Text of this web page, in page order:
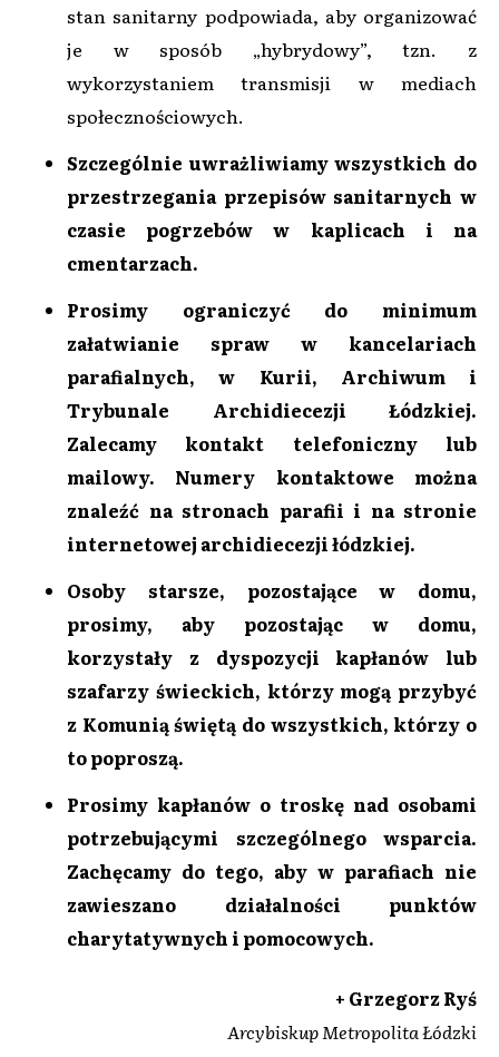
stan sanitarny podpowiada, aby organizować
je w sposób „hybrydowy”, tzn. z
wykorzystaniem transmisji w mediach
społecznościowych.
Szczególnie uwrażliwiamy wszystkich do
przestrzegania przepisów sanitarnych w
czasie pogrzebów w kaplicach i na
cmentarzach.
Prosimy ograniczyć do minimum
załatwianie spraw w kancelariach
parafialnych, w Kurii, Archiwum i
Trybunale Archidiecezji Łódzkiej.
Zalecamy kontakt telefoniczny lub
mailowy. Numery kontaktowe można
znaleźć na stronach parafii i na stronie
internetowej archidiecezji łódzkiej.
Osoby starsze, pozostające w domu,
prosimy, aby pozostając w domu,
korzystały z dyspozycji kapłanów lub
szafarzy świeckich, którzy mogą przybyć
z Komunią świętą do wszystkich, którzy o
to poproszą.
Prosimy kapłanów o troskę nad osobami
potrzebującymi szczególnego wsparcia.
Zachęcamy do tego, aby w parafiach nie
zawieszano działalności punktów
charytatywnych i pomocowych.
+ Grzegorz Ryś
Arcybiskup Metropolita Łódzki